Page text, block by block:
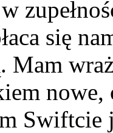
się
Mam
Swiftcie